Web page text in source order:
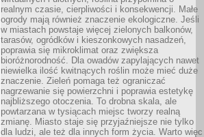
realnym czasie, cierpliwości i konsekwencji. Małe
ogrody mają również znaczenie ekologiczne. Jeśli
w miastach powstaje więcej zielonych balkonów,
tarasów, ogródków i kieszonkowych nasadzeń,
poprawia się mikroklimat oraz zwiększa
bioróżnorodność. Dla owadów zapylających nawet
niewielka ilość kwitnących roślin może mieć duże
znaczenie. Zieleń pomaga też ograniczać
nagrzewanie się powierzchni i poprawia estetykę
najbliższego otoczenia. To drobna skala, ale
powtarzana w tysiącach miejsc tworzy realną
zmianę. Miasto staje się przyjaźniejsze nie tylko
dla ludzi, ale też dla innych form życia. Warto więc